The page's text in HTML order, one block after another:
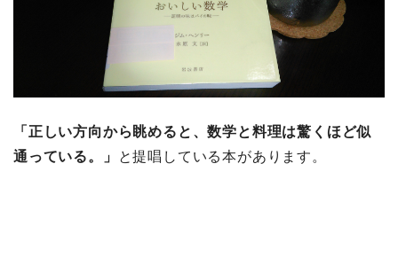
「正しい方向から眺めると、数学と料理は驚くほど似
通っている。」
と提唱している本があります。